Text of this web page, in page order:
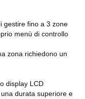
gestire fino a 3 zone
menù di controllo
zona richiedono un
display LCD
durata superiore e